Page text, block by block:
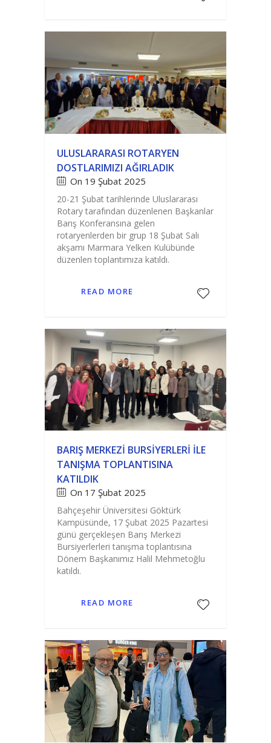
ULUSLARARASI ROTARYEN
DOSTLARIMIZI AĞIRLADIK
On 19 Şubat 2025
20-21 Şubat tarihlerinde Uluslararası
Rotary tarafından düzenlenen Başkanlar
Barış Konferansına gelen
rotaryenlerden bir grup 18 Şubat Salı
akşamı Marmara Yelken Kulübünde
düzenlen toplantımıza katıldı.
READ MORE
BARIŞ MERKEZI BURSIYERLERI İLE
TANIŞMA TOPLANTISINA
KATILDIK
On 17 Şubat 2025
Bahçeşehir Üniversitesi Göktürk
Kampüsünde, 17 Şubat 2025 Pazartesi
günü gerçekleşen Barış Merkezi
Bursiyerlerleri tanışma toplantısına
Dönem Başkanımız Halil Mehmetoğlu
katıldı.
READ MORE